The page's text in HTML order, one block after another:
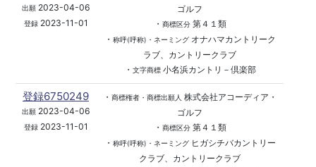
出願2023-04-06
登録2023-11-01
ゴルフ
・ 商標区分第４１類
・ 称呼(呼称)・ネーミングオナハマカントリーク
ラブ、カントリークラブ
・ 文字商標小名浜カントリ－倶楽部
登録6750249
出願2023-04-06
登録2023-11-01
・ 商標権者・商標出願人 株式会社アコーディア・
ゴルフ
・ 商標区分第４１類
・ 称呼(呼称)・ネーミングヒガシチバカントリー
クラブ、カントリークラブ